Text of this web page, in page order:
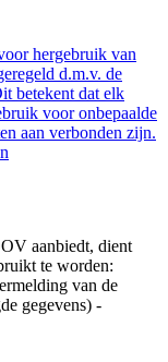
hergebruik van
d.m.v. de
betekent dat elk
voor onbepaalde
aan verbonden zijn.
aanbiedt, dient
te worden:
van de
gegevens) -